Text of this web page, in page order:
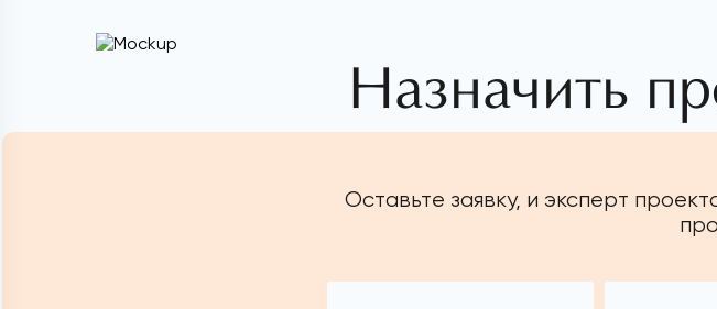
Назначить
Оставьте заявку, и эксперт